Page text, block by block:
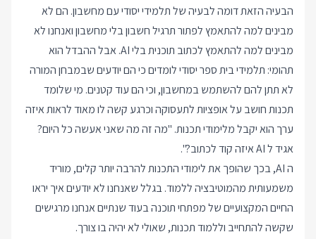
הבעיה הזאת דומה לבעיה של תלמידי יסודי עם מחשבון. הם לא
מבינים למה להתאמץ לפתור תרגיל חשבון בלי מחשבון ואנחנו לא
מבינים למה להתאמץ לכתוב תוכנית בלי AI. אבל ההבדל הוא
תהומי: תלמידי בית ספר יסודי לומדים כי הם יודעים שבמבחן המורה
לא תתן להם להשתמש במחשבון, וכי הם עוד קטנים. מי שלומד
תכנות חושב על אופציות לתעסוקה וכרגע קשה לו מאוד לראות איזה
ערך הוא יקבל מלימודי תכנות. "מה זה מה שאני אעשה כל היום?
אגיד ל AI איזה קוד לכתוב?".
ה AI, בכך שהופך את לימודי התכנות להרבה יותר קלים, מוריד
משמעותית מהמוטיבציה ללמוד. בגלל שאנחנו לא יודעים איך יראו
החיים המקצועיים של מפתחי תוכנה בעוד שנתיים אנחנו מרגישים
שקשה להתחייב וללמוד תכנות, שאולי לא יהיה בו צורך.